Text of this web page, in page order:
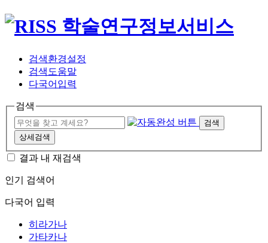
검색환경설정
검색도움말
다국어입력
검색
검색
상세검색
결과 내 재검색
인기 검색어
다국어 입력
히라가나
가타카나